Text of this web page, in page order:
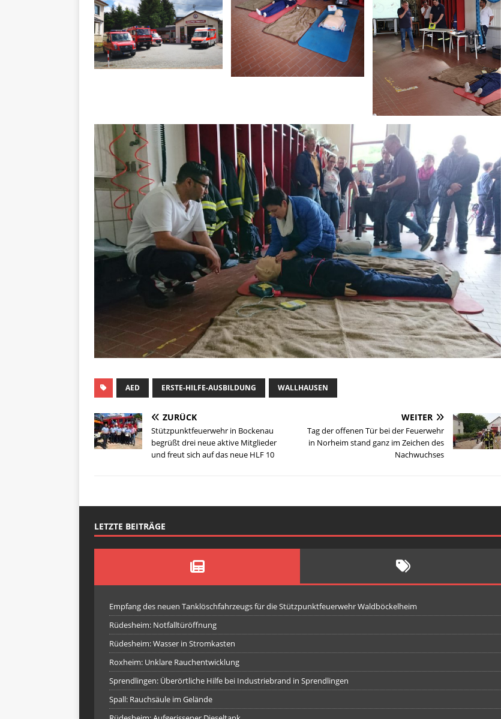
AED ERSTE-HILFE-AUSBILDUNG WALLHAUSEN
ZURÜCK
Stützpunktfeuerwehr in Bockenau
begrüßt drei neue aktive Mitglieder
und freut sich auf das neue HLF 10
WEITER
Tag der offenen Tür bei der Feuerwehr
in Norheim stand ganz im Zeichen des
Nachwuchses
LETZTE BEITRÄGE
Empfang des neuen Tanklöschfahrzeugs für die Stützpunktfeuerwehr Waldböckelheim
Rüdesheim: Notfalltüröffnung
Rüdesheim: Wasser in Stromkasten
Roxheim: Unklare Rauchentwicklung
Sprendlingen: Überörtliche Hilfe bei Industriebrand in Sprendlingen
Spall: Rauchsäule im Gelände